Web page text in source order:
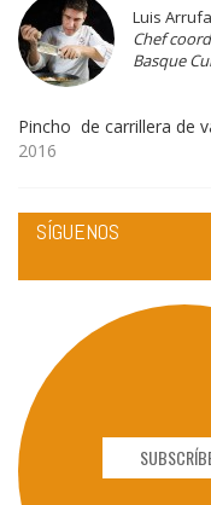
Luis
Chef
Basque
Pincho de carrillera de
2016
SÍGUENOS